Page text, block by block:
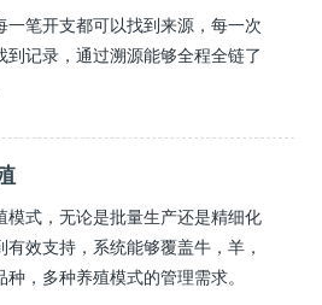
一笔开支都可以找到来源，每一次
到记录，通过溯源能够全程全链了
模式，无论是批量生产还是精细化
有效支持，系统能够覆盖牛，羊，
，多种养殖模式的管理需求。